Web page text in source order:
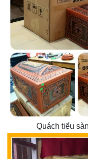
Quách tiểu